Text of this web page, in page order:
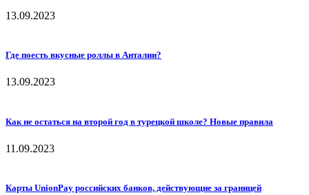
13.09.2023
Где поесть вкусные роллы в Анталии?
13.09.2023
Как не остаться на второй год в турецкой школе? Новые правила
11.09.2023
Карты UnionPay российских банков, действующие за границей